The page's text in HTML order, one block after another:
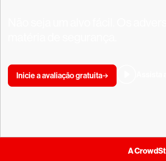
Inicie a avaliação gratuita
A